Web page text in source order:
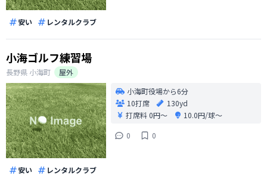
安い レンタルクラブ
小海ゴルフ練習場
長野県 小海町
屋外
小海町役場から6分
10打席
130yd
打席料0円〜
10.0円/球〜
0
0
安い レンタルクラブ